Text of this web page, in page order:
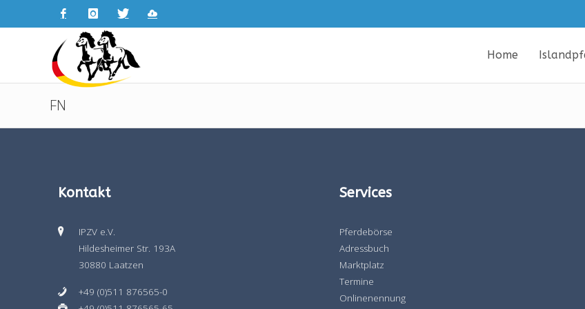
Home
FN
Kontakt
IPZV e.V.
Hildesheimer Str. 193A
30880 Laatzen
+49 (0)511 876565-0
Services
Pferdebörse
Adressbuch
Marktplatz
Termine
Onlinenennung